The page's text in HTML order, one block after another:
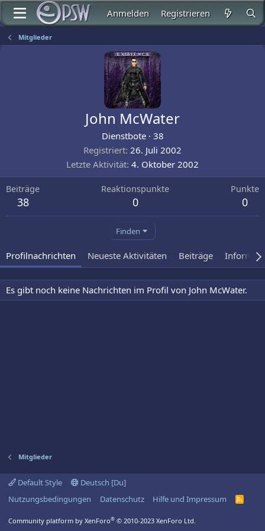
Anmelden Registrieren
Mitglieder
John McWater
Dienstbote · 38
Registriert 26. Juli 2002
Letzte Aktivität 4. Oktober 2002
Beiträge
38
Reaktionspunkte
0
Punkte
0
Finden
Profilnachrichten Neueste Aktivitäten Beiträge
Es gibt noch keine Nachrichten im Profil von John McWater.
Mitglieder
Default Style
Deutsch [Du]
Nutzungsbedingungen
Datenschutz Hilfe und Impressum
R
Community platform by XenForo® © 2010-2023 XenForo Ltd.